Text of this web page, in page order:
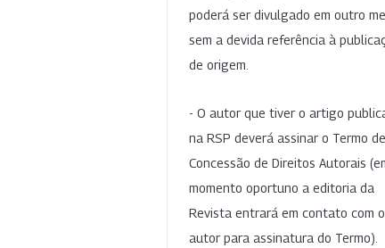
poderá ser divulgado em outro
sem a devida referência à
de origem.
- O autor que tiver o artigo
na RSP deverá assinar o Termo de
Concessão de Direitos Autorais
momento oportuno a editoria da
Revista entrará em contato com o
autor para assinatura do Termo).